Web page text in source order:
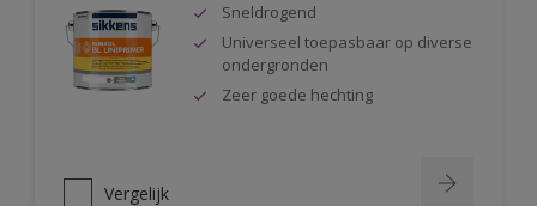
Sneldrogend
Universeel toepasbaar op diverse
ondergronden
Zeer goede hechting
Vergelijk